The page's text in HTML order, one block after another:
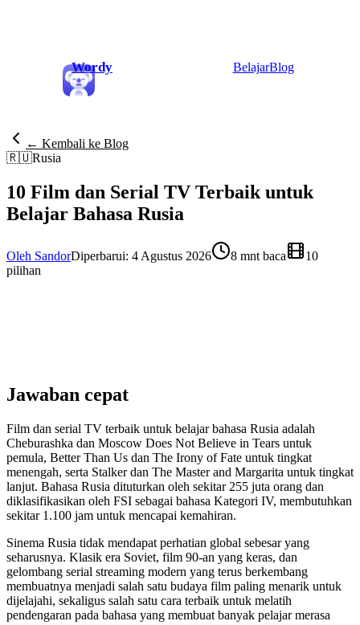
Wordy BelajarBlog
← Kembali ke Blog
🇷🇺Rusia
10 Film dan Serial TV Terbaik untuk
Belajar Bahasa Rusia
Oleh SandorDiperbarui: 4 Agustus 2026 8 mnt baca
10
pilihan
Jawaban cepat
Film dan serial TV terbaik untuk belajar bahasa Rusia adalah
Cheburashka dan Moscow Does Not Believe in Tears untuk
pemula, Better Than Us dan The Irony of Fate untuk tingkat
menengah, serta Stalker dan The Master and Margarita untuk tingkat
lanjut. Bahasa Rusia dituturkan oleh sekitar 255 juta orang dan
diklasifikasikan oleh FSI sebagai bahasa Kategori IV, membutuhkan
sekitar 1.100 jam untuk mencapai kemahiran.
Sinema Rusia tidak mendapat perhatian global sebesar yang
seharusnya. Klasik era Soviet, film 90-an yang keras, dan
gelombang serial streaming modern yang terus berkembang
membuatnya menjadi salah satu budaya film paling menarik untuk
dijelajahi, sekaligus salah satu cara terbaik untuk melatih
pendengaran pada bahasa yang membuat banyak pelajar merasa